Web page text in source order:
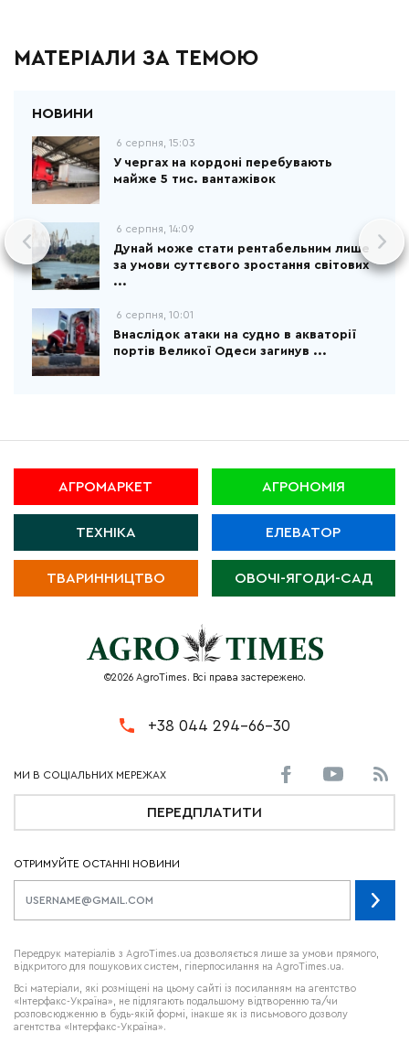
МАТЕРІАЛИ ЗА ТЕМОЮ
6 серпня, 15:03
У чергах на кордоні перебувають
майже 5 тис. вантажівок
6 серпня, 14:09
Дунай може стати рентабельним лише
за умови суттєвого зростання світових
...
6 серпня, 10:01
Внаслідок атаки на судно в акваторії
портів Великої Одеси загинув ...
АГРОМАРКЕТ АГРОНОМІЯ
ТЕХНІКА ЕЛЕВАТОР
ТВАРИННИЦТВО ОВОЧІ-ЯГОДИ-САД
©2026 AgroTimes. Всі права застережено.
+38 044 294-66-30
ПЕРЕДПЛАТИТИ
ОТРИМУЙТЕ ОСТАННІ НОВИНИ
Передрук матеріалів з AgroTimes.ua дозволяється лише за умови прямого,
відкритого для пошукових систем, гіперпосилання на AgroTimes.ua.
Всі матеріали, які розміщені на цьому сайті із посиланням на агентство
«Інтерфакс-Україна», не підлягають подальшому відтворенню та/чи
розповсюдженню в будь-якій формі, інакше як із письмового дозволу
агентства «Інтерфакс-Україна».